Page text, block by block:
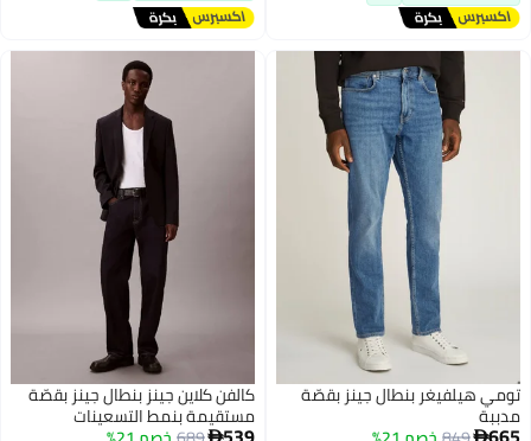
تومي هيلفيغر بنطال جينز بقصّة
مدببة

كالفن كلاين جينز بنطال جينز بقصّة
مستقيمة بنمط التسعينات

أقل سعر في السنة